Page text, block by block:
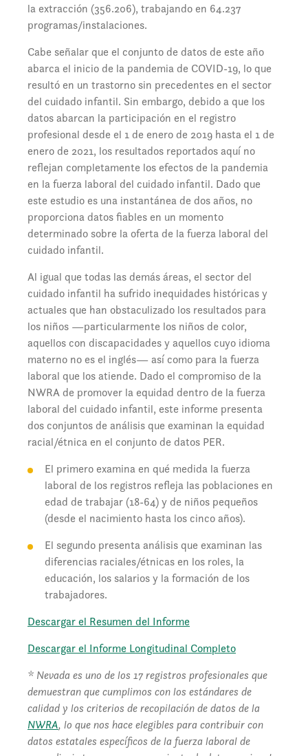
la extracción (356.206), trabajando en 64.237
programas/instalaciones.
Cabe señalar que el conjunto de datos de este año
abarca el inicio de la pandemia de COVID-19, lo que
resultó en un trastorno sin precedentes en el sector
del cuidado infantil. Sin embargo, debido a que los
datos abarcan la participación en el registro
profesional desde el 1 de enero de 2019 hasta el 1 de
enero de 2021, los resultados reportados aquí no
reflejan completamente los efectos de la pandemia
en la fuerza laboral del cuidado infantil. Dado que
este estudio es una instantánea de dos años, no
proporciona datos fiables en un momento
determinado sobre la oferta de la fuerza laboral del
cuidado infantil.
Al igual que todas las demás áreas, el sector del
cuidado infantil ha sufrido inequidades históricas y
actuales que han obstaculizado los resultados para
los niños —particularmente los niños de color,
aquellos con discapacidades y aquellos cuyo idioma
materno no es el inglés— así como para la fuerza
laboral que los atiende. Dado el compromiso de la
NWRA de promover la equidad dentro de la fuerza
laboral del cuidado infantil, este informe presenta
dos conjuntos de análisis que examinan la equidad
racial/étnica en el conjunto de datos PER.
El primero examina en qué medida la fuerza
laboral de los registros refleja las poblaciones en
edad de trabajar (18-64) y de niños pequeños
(desde el nacimiento hasta los cinco años).
El segundo presenta análisis que examinan las
diferencias raciales/étnicas en los roles, la
educación, los salarios y la formación de los
trabajadores.
Descargar el Resumen del Informe
Descargar el Informe Longitudinal Completo
* Nevada es uno de los 17 registros profesionales que
demuestran que cumplimos con los estándares de
calidad y los criterios de recopilación de datos de la
NWRA, lo que nos hace elegibles para contribuir con
datos estatales específicos de la fuerza laboral de